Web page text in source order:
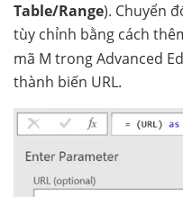
Table/Range). Chuyển
tùy chỉnh bằng cách
mã M trong Advanced
thành biến URL.